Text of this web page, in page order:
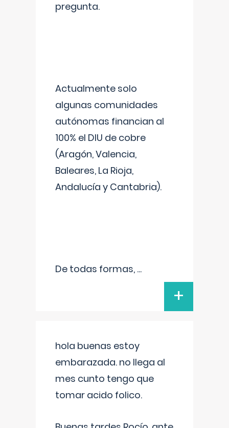
pregunta.
Actualmente solo
algunas comunidades
autónomas financian al
100% el DIU de cobre
(Aragón, Valencia,
Baleares, La Rioja,
Andalucía y Cantabria).
De todas formas, ...
+
hola buenas estoy
embarazada. no llega al
mes cunto tengo que
tomar acido folico.